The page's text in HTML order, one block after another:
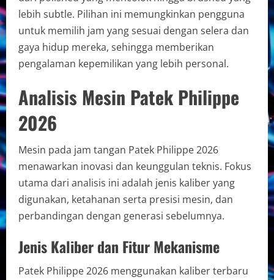
lebih subtle. Pilihan ini memungkinkan pengguna
untuk memilih jam yang sesuai dengan selera dan
gaya hidup mereka, sehingga memberikan
pengalaman kepemilikan yang lebih personal.
Analisis Mesin Patek Philippe
2026
Mesin pada jam tangan Patek Philippe 2026
menawarkan inovasi dan keunggulan teknis. Fokus
utama dari analisis ini adalah jenis kaliber yang
digunakan, ketahanan serta presisi mesin, dan
perbandingan dengan generasi sebelumnya.
Jenis Kaliber dan Fitur Mekanisme
Patek Philippe 2026 menggunakan kaliber terbaru